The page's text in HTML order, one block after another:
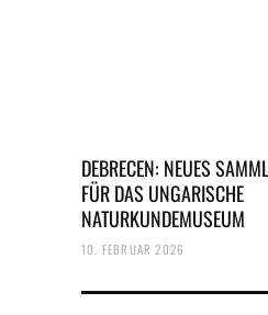
DEBRECEN: NEUES
FÜR DAS UNGARISCHE
NATURKUNDEMUSEUM
10. FEBRUAR 2026